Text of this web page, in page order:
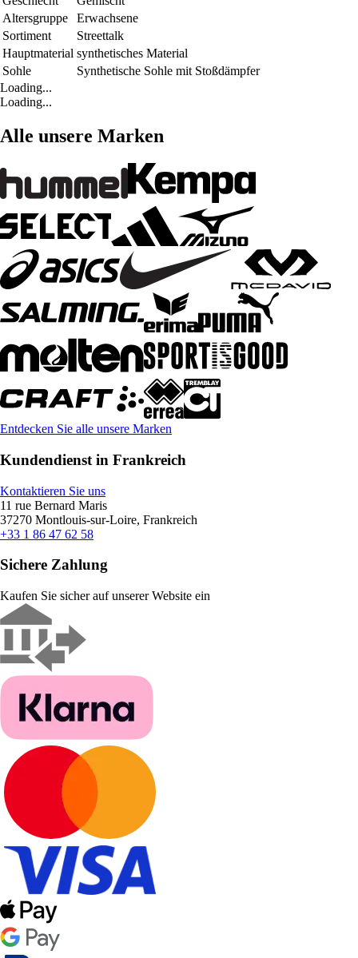
Altersgruppe
Erwachsene
Sortiment
Streettalk
Hauptmaterial synthetisches Material
Sohle
Synthetische Sohle mit Stoßdämpfer
Loading...
Loading...
Alle unsere Marken
Entdecken Sie alle unsere Marken
Kundendienst in Frankreich
Kontaktieren Sie uns
11 rue Bernard Maris
37270 Montlouis-sur-Loire, Frankreich
+33 1 86 47 62 58
Sichere Zahlung
Kaufen Sie sicher auf unserer Website ein